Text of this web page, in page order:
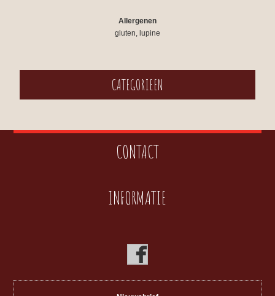
Allergenen
gluten, lupine
CATEGORIEEN
CONTACT
INFORMATIE